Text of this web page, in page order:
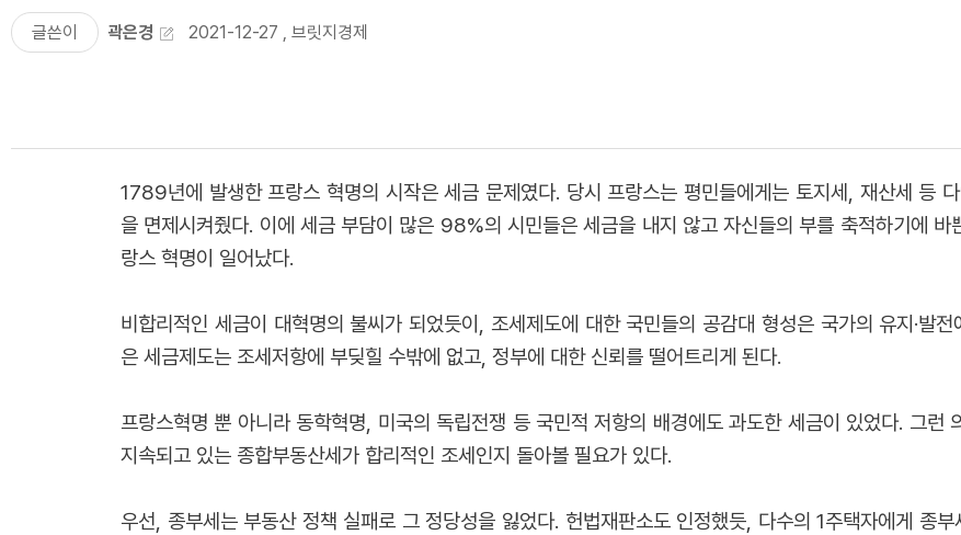
글쓴이 곽은경 2021-12-27 , 브릿지경제
1789년에 발생한 프랑스 혁명의 시작은 세금 문제였다. 당시 프랑스는 평민들에게는 토지세, 재산세 등
을 면제시켜줬다. 이에 세금 부담이 많은 98%의 시민들은 세금을 내지 않고 자신들의 부를 축적하기에
랑스 혁명이 일어났다.
비합리적인 세금이 대혁명의 불씨가 되었듯이, 조세제도에 대한 국민들의 공감대 형성은 국가의 유지·발
은 세금제도는 조세저항에 부딪힐 수밖에 없고, 정부에 대한 신뢰를 떨어트리게 된다.
프랑스혁명 뿐 아니라 동학혁명, 미국의 독립전쟁 등 국민적 저항의 배경에도 과도한 세금이 있었다. 그런
지속되고 있는 종합부동산세가 합리적인 조세인지 돌아볼 필요가 있다.
우선, 종부세는 부동산 정책 실패로 그 정당성을 잃었다. 헌법재판소도 인정했듯, 다수의 1주택자에게 종